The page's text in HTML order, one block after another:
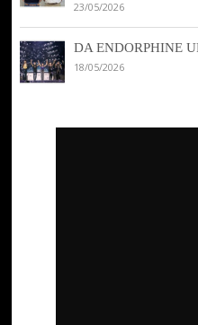
23/05/2026
DA ENDORPHINE
18/05/2026